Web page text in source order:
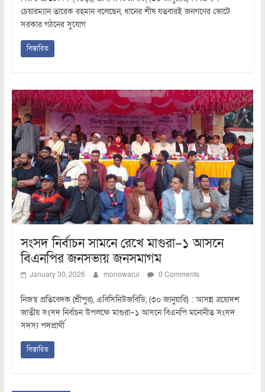
চেয়ারম্যান তারেক রহমান বলেছেন, ধানের শীষ যতবারই জনগণের ভোটে
সরকার গঠনের সুযোগ
বিস্তারিত
সংসদ নির্বাচন সামনে রেখে মাগুরা–১ আসনে
বিএনপির জনসভায় জনসমাগম
January 30, 2026 monowarul 0 Comments
নিজস্ব প্রতিবেদক (শ্রীপুর), এবিসিনিউজবিডি, (৩০ জানুয়ারি) : আসন্ন ত্রয়োদশ
জাতীয় সংসদ নির্বাচন উপলক্ষে মাগুরা–১ আসনে বিএনপি মনোনীত সংসদ
সদস্য পদপ্রার্থী
বিস্তারিত